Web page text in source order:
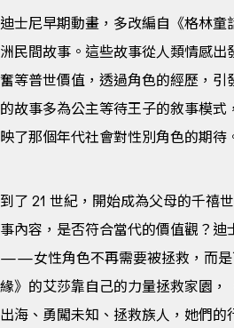
迪士尼早期動畫，多改編自《格林
洲民間故事。這些故事從人類情感出
奮等普世價值，透過角色的經歷，引
的故事多為公主等待王子的敘事模式
映了那個年代社會對性別角色的期待
到了 21 世紀，開始成為父母的千禧
事內容，是否符合當代的價值觀？迪
——女性角色不再需要被拯救，而是
緣》的艾莎靠自己的力量拯救家園，
出海、勇闖未知、拯救族人，她們